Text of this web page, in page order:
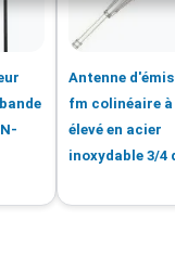
Antenne
fm colinéaire à
élevé en acier
inoxydable 3/4